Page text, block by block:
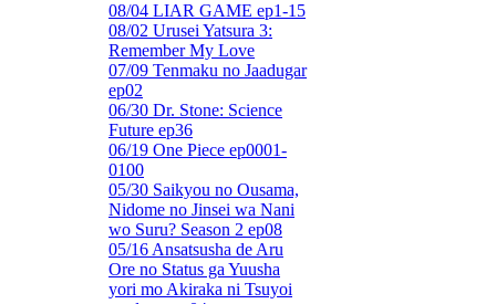
08/04 LIAR GAME ep1-15
08/02 Urusei Yatsura 3:
Remember My Love
07/09 Tenmaku no Jaadugar
ep02
06/30 Dr. Stone: Science
Future ep36
06/19 One Piece ep0001-
0100
05/30 Saikyou no Ousama,
Nidome no Jinsei wa Nani
wo Suru? Season 2 ep08
05/16 Ansatsusha de Aru
Ore no Status ga Yuusha
yori mo Akiraka ni Tsuyoi